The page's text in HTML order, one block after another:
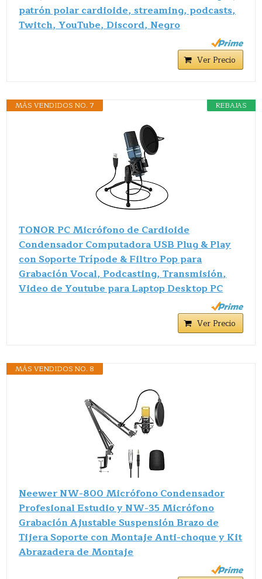
patrón polar cardioide, streaming, podcasts,
Twitch, YouTube, Discord, Negro
Ver Precio
REBAJAS
MÁS VENDIDOS NO. 7
TONOR PC Micrófono de Cardioide
Condensador Computadora USB Plug & Play
con Soporte Trípode & Filtro Pop para
Grabación Vocal, Podcasting, Transmisión,
Video de Youtube para Laptop Desktop PC
Ver Precio
MÁS VENDIDOS NO. 8
Neewer NW-800 Micrófono Condensador
Profesional Estudio y NW-35 Micrófono
Grabación Ajustable Suspensión Brazo de
Tijera Soporte con Montaje Anti-choque y Kit
Abrazadera de Montaje